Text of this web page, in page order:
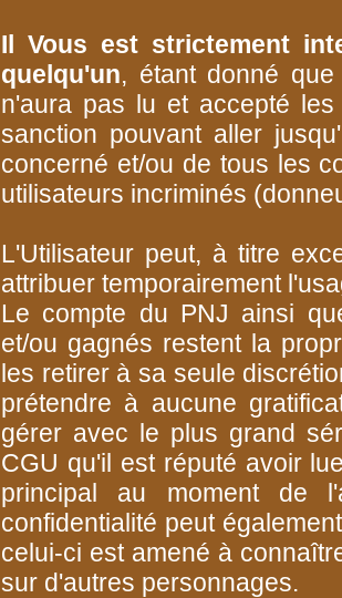
Il Vous est strictement
quelqu'un, étant donné
n'aura pas lu et accepté
sanction pouvant aller
concerné et/ou de tous les
utilisateurs incriminés
L'Utilisateur peut, à titre
attribuer temporairement
Le compte du PNJ ainsi
et/ou gagnés restent la
les retirer à sa seule
prétendre à aucune
gérer avec le plus grand
CGU qu'il est réputé avoir
principal au moment de
confidentialité peut
celui-ci est amené à
sur d'autres personnages.